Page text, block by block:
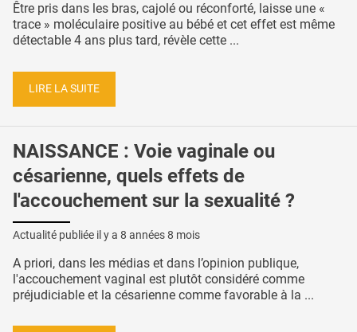
Être pris dans les bras, cajolé ou réconforté, laisse une «
trace » moléculaire positive au bébé et cet effet est même
détectable 4 ans plus tard, révèle cette ...
LIRE LA SUITE
NAISSANCE : Voie vaginale ou
césarienne, quels effets de
l'accouchement sur la sexualité ?
Actualité publiée il y a 8 années 8 mois
A priori, dans les médias et dans l’opinion publique,
l'accouchement vaginal est plutôt considéré comme
préjudiciable et la césarienne comme favorable à la ...